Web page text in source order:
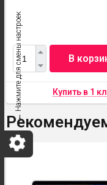
В
← Нажмите для смены настроек